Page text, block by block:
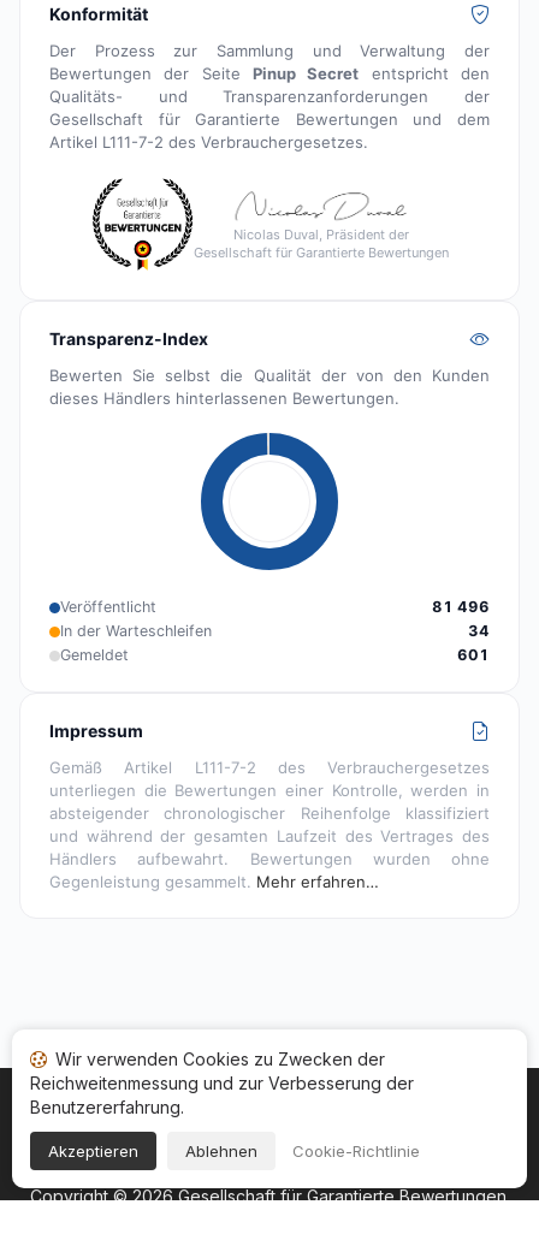
Konformität
Der Prozess zur Sammlung und Verwaltung der
Bewertungen der Seite Pinup Secret entspricht den
Qualitäts- und Transparenzanforderungen der
Gesellschaft für Garantierte Bewertungen und dem
Artikel L111-7-2 des Verbrauchergesetzes.
Nicolas Duval, Präsident der
Gesellschaft für Garantierte Bewertungen
Transparenz-Index
Bewerten Sie selbst die Qualität der von den Kunden
dieses Händlers hinterlassenen Bewertungen.
Veröffentlicht
81 496
In der Warteschleifen
34
Gemeldet
601
Impressum
Gemäß Artikel L111-7-2 des Verbrauchergesetzes
unterliegen die Bewertungen einer Kontrolle, werden in
absteigender chronologischer Reihenfolge klassifiziert
und während der gesamten Laufzeit des Vertrages des
Händlers aufbewahrt. Bewertungen wurden ohne
Gegenleistung gesammelt. Mehr erfahren…
Startseite Ihr Bewertungsstatus
Allgemeine Nutzungsbedingugen
Rechtshinweise
Copyright © 2026Gesellschaft für Garantierte Bewertungen.
Wir verwenden Cookies zu Zwecken der
Reichweitenmessung und zur Verbesserung der
Benutzererfahrung.
Akzeptieren Ablehnen Cookie-Richtlinie